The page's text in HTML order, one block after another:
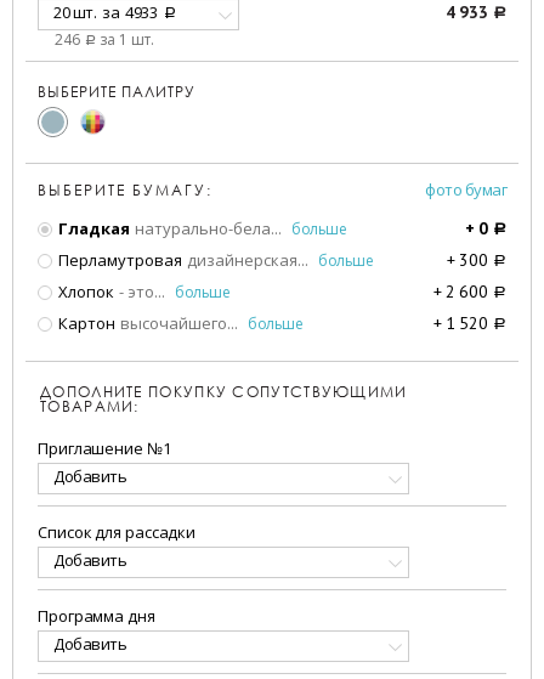
20 шт. за 4933 a
246 a за 1 шт.
4 933 a
ВЫБЕРИТЕ ПАЛИТРУ
ВЫБЕРИТЕ БУМАГУ:
фото бумаг
Гладкая натурально-бела... больше + 0 a
Перламутровая дизайнерская... больше + 300 a
Хлопок - это... больше + 2 600 a
Картон высочайшего... больше + 1 520 a
ДОПОЛНИТЕ ПОКУПКУ СОПУТСТВУЮЩИМИ
ТОВАРАМИ:
Приглашение №1
Добавить
Список для рассадки
Добавить
Программа дня
Добавить